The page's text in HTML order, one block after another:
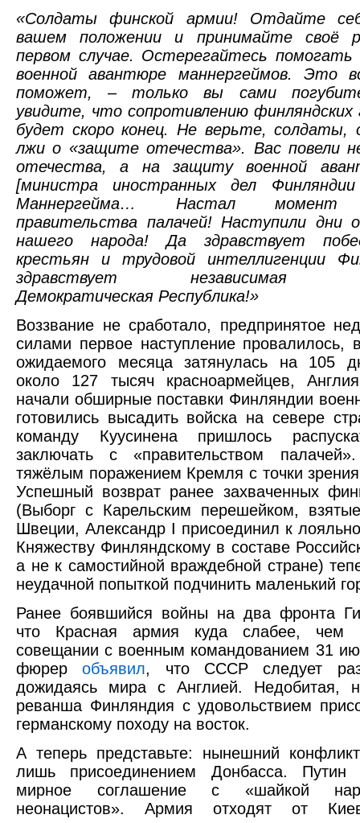
«Солдаты финской армии! Отдайте
вашем положении и принимайте своё
первом случае. Остерегайтесь помогать
военной авантюре маннергеймов. Это
поможет, – только вы сами
увидите, что сопротивлению финляндских
будет скоро конец. Не верьте, солдаты,
лжи о «защите отечества». Вас повели
отечества, а на защиту военной
[министра иностранных дел
Маннергейма… Настал момент
правительства палачей! Наступили дни
нашего народа! Да здравствует
крестьян и трудовой интеллигенции
здравствует независимая
Демократическая Республика!»
Воззвание не сработало, предпринятое
силами первое наступление провалилось,
ожидаемого месяца затянулась на 105
около 127 тысяч красноармейцев,
начали обширные поставки Финляндии
готовились высадить войска на севере
команду Куусинена пришлось
заключать с «правительством
тяжёлым поражением Кремля с точки
Успешный возврат ранее захваченных
(Выборг с Карельским перешейком,
Швеции, Александр I присоединил к
Княжеству Финляндскому в составе
а не к самостийной враждебной стране)
неудачной попыткой подчинить маленький
Ранее боявшийся войны на два фронта
что Красная армия куда слабее, чем
совещании с военным командованием 31
фюреробъявил, что СССР следует
дожидаясь мира с Англией. Недобитая,
реванша Финляндия с удовольствием
германскому походу на восток.
А теперь представьте: нынешний
лишь присоединением Донбасса. Путин
мирное соглашение с «шайкой
неонацистов». Армия отходят от